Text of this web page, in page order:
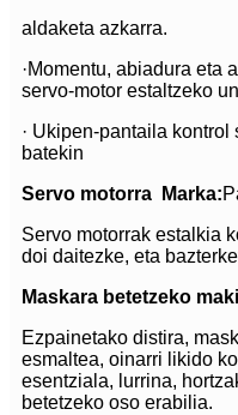
aldaketa azkarra.
·Momentu, abiadura eta
servo-motor estaltzeko
· Ukipen-pantaila
batekin
Servo motorra
Marka:
Servo motorrak estalkia
doi daitezke, eta
Maskara betetzeko
Ezpainetako distira,
esmaltea, oinarri likido
esentziala, lurrina,
betetzeko oso erabilia.